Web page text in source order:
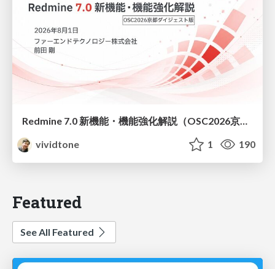
vividtone
1 190
Featured
See All Featured